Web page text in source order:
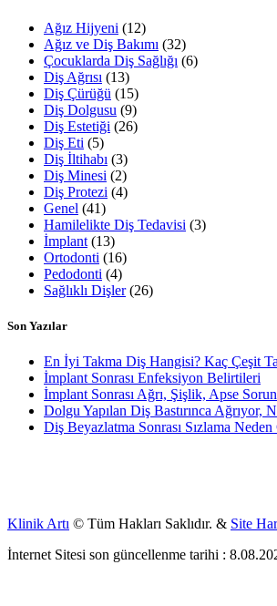
Ağız Hijyeni (12)
Ağız ve Diş Bakımı (32)
Çocuklarda Diş Sağlığı (6)
Diş Ağrısı (13)
Diş Çürüğü (15)
Diş Dolgusu (9)
Diş Estetiği (26)
Diş Eti (5)
Diş İltihabı (3)
Diş Minesi (2)
Diş Protezi (4)
Genel (41)
Hamilelikte Diş Tedavisi (3)
İmplant (13)
Ortodonti (16)
Pedodonti (4)
Sağlıklı Dişler(26)
Son Yazılar
En İyi Takma Diş Hangisi? Kaç Çeşit
İmplant Sonrası Enfeksiyon Belirtileri
İmplant Sonrası Ağrı, Şişlik, Apse
Dolgu Yapılan Diş Bastırınca Ağrıyor,
Diş Beyazlatma Sonrası Sızlama
Klinik Artı © Tüm Hakları Saklıdır. & Site
İnternet Sitesi son güncellenme tarihi :